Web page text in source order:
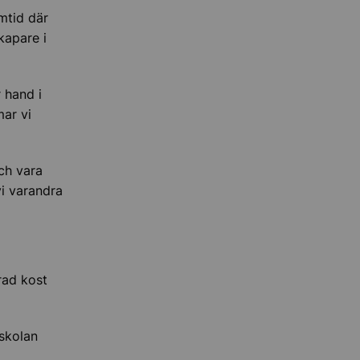
där
i
i
vi
vara
varandra
kost